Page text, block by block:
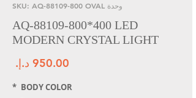
وحدة SKU: AQ-88109-800 OVAL
AQ-88109-800*400 LED
MODERN CRYSTAL LIGHT
BODY COLOR
*